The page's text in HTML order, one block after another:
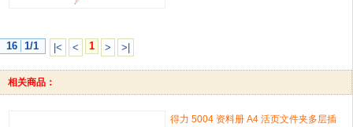
16 1/1 |< < 1 > >|
相关商品：
得力 5004 资料册 A4 活页文件夹多层插